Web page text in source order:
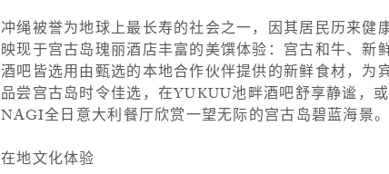
冲绳被誉为地球上最长寿的社会之一，因其居民历来健
映现于宫古岛瑰丽酒店丰富的美馔体验：宫古和牛、
酒吧皆选用由甄选的本地合作伙伴提供的新鲜食材，
品尝宫古岛时令佳选，在YUKUU池畔酒吧舒享静谧，
NAGI全日意大利餐厅欣赏一望无际的宫古岛碧蓝海景。
在地文化体验